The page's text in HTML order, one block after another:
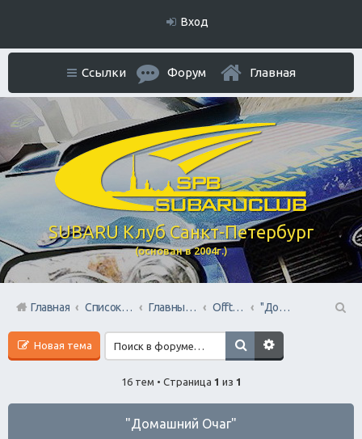
Вход
SUBARU Клуб Санкт-Петербург
(основан в 2004г.)
Ссылки Форум Главная
Главная Список форумов Главный раздел Offtop + Всяко-Разно
"Домашний Очаг"
Новая тема
16 тем • Страница 1 из 1
"Домашний Очаг"